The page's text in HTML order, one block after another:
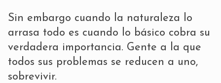
Sin embargo cuando la naturaleza lo
arrasa todo es cuando lo básico cobra su
verdadera importancia. Gente a la que
todos sus problemas se reducen a uno,
sobrevivir.